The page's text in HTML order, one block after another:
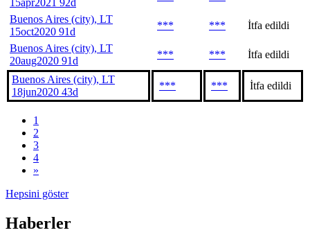
15apr2021 92d
Buenos Aires (city), LT
15oct2020 91d
*** ***
İtfa edildi
Buenos Aires (city), LT
20aug2020 91d
*** *** İtfa edildi
Buenos Aires (city), LT
18jun2020 43d
*** *** İtfa edildi
1
2
3
4
»
Hepsini göster
Haberler